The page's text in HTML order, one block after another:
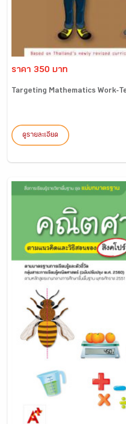
ราคา 350 บาท
Targeting Mathematics Work-
ดูรายละเอียด